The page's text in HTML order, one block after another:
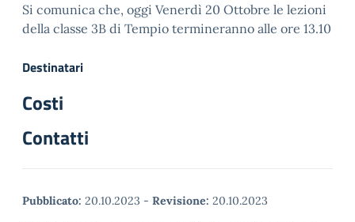
Si comunica che, oggi Venerdì 20 Ottobre le lezioni
della classe 3B di Tempio termineranno alle ore 13.10
Destinatari
Costi
Contatti
Pubblicato: 20.10.2023 - Revisione: 20.10.2023